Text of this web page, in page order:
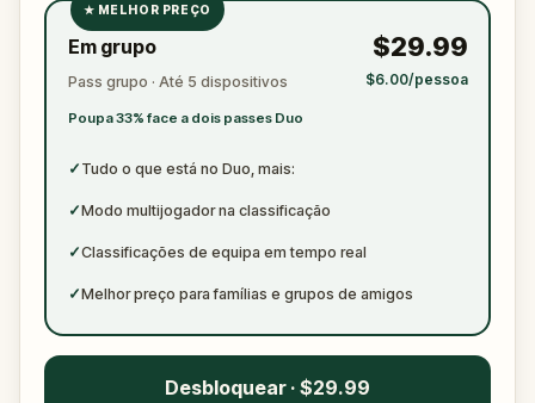
✓
✓
★ MELHOR PREÇO
Em grupo
Pass grupo · Até 5 dispositivos
Poupa 33% face a dois passes Duo
$29.99
$6.00/pessoa
✓ Tudo o que está no Duo, mais:
✓Modo multijogador na classificação
✓Classificações de equipa em tempo real
✓Melhor preço para famílias e grupos de amigos
Desbloquear · $29.99